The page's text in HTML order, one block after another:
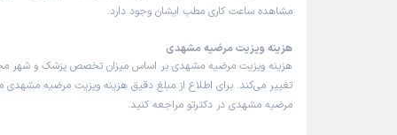
مشاهده ساعت کاری مطب ایشان وجود دارد.
هزینه ویزیت مرضیه مشهدی
هزینه ویزیت مرضیه مشهدی بر اساس میزان تخصص پزشک و شهر
تغییر می‌کند. برای اطلاع از مبلغ دقیق هزینه ویزیت مرضیه مشهدی
مرضیه مشهدی در دکترتو مراجعه کنید.